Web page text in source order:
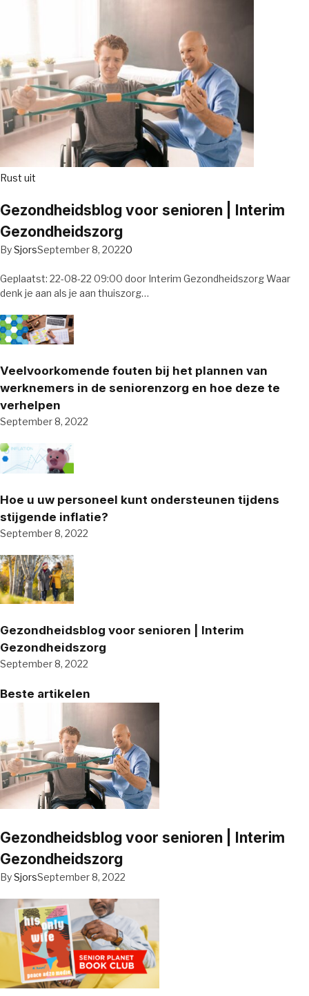
Rust uit
Gezondheidsblog voor senioren | Interim
Gezondheidszorg
BySjorsSeptember 8, 20220
Geplaatst: 22-08-22 09:00 door Interim Gezondheidszorg Waar
denk je aan als je aan thuiszorg…
Veelvoorkomende fouten bij het plannen van
werknemers in de seniorenzorg en hoe deze te
verhelpen
September 8, 2022
Hoe u uw personeel kunt ondersteunen tijdens
stijgende inflatie?
September 8, 2022
Gezondheidsblog voor senioren | Interim
Gezondheidszorg
September 8, 2022
Beste artikelen
Gezondheidsblog voor senioren | Interim
Gezondheidszorg
BySjorsSeptember 8, 2022